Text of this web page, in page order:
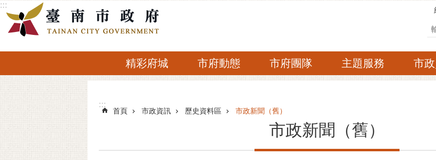
跳到主要內容區塊
:::
精彩府城 市府動態 市府團隊 主題服務 市
:::
:::
首頁 市政資訊 歷史資料區 市政新聞（舊）
市政新聞（舊）